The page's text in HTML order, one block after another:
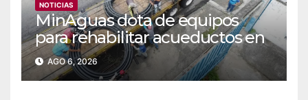
NOTICIAS
MinAguas dota de equipos
para rehabilitar acueductos en
el municipio Bolívar de Yaracuy‎
AGO 6, 2026